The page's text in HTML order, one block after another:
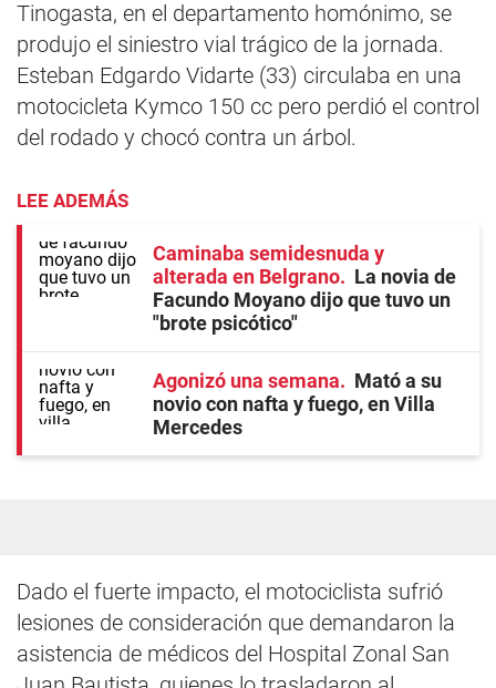
Tinogasta, en el departamento homónimo, se
produjo el siniestro vial trágico de la jornada.
Esteban Edgardo Vidarte (33) circulaba en una
motocicleta Kymco 150 cc pero perdió el control
del rodado y chocó contra un árbol.
LEE ADEMÁS
Caminaba semidesnuda y
alterada en Belgrano
La novia de
Facundo Moyano dijo que tuvo un
"brote psicótico"
Agonizó una semana
Mató a su
novio con nafta y fuego, en Villa
Mercedes
Dado el fuerte impacto, el motociclista sufrió
lesiones de consideración que demandaron la
asistencia de médicos del Hospital Zonal San